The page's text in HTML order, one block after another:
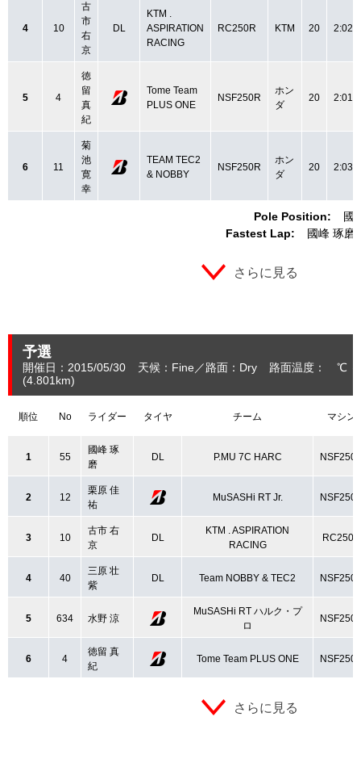
Pole Position:
國
Fastest Lap:
國峰 琢磨
4 10
古
市
右
京
DL
KTM .
ASPIRATION
RACING
RC250R KTM 20
5 4
徳
留
真
紀
Tome Team
PLUS ONE
NSF250R
ホン
ダ
20
6 11
菊
池
寛
幸
TEAM TEC2
& NOBBY
NSF250R
ホン
ダ
20
さらに見る
予選
開催日：2015/05/30 天候：Fine 路面：Dry
路面温度： ℃
(4.801 km)
順位 No ライダー タイヤ チーム マシン
1 55
國峰 琢
磨
DL P.MU 7C HARC
2 12
栗原 佳
祐
MuSASHi RT Jr.
3 10
古市 右
京
DL
KTM . ASPIRATION
RACING
RC250R
4 40
三原 壮
紫
DL Team NOBBY & TEC2
5 634 水野 涼
MuSASHi RT ハルク・プ
ロ
6 4
徳留 真
紀
Tome Team PLUS ONE
さらに見る